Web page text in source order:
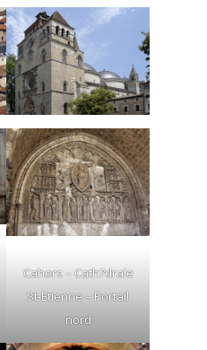
Cahors – Cath?drale
St-Etienne – Portail
nord